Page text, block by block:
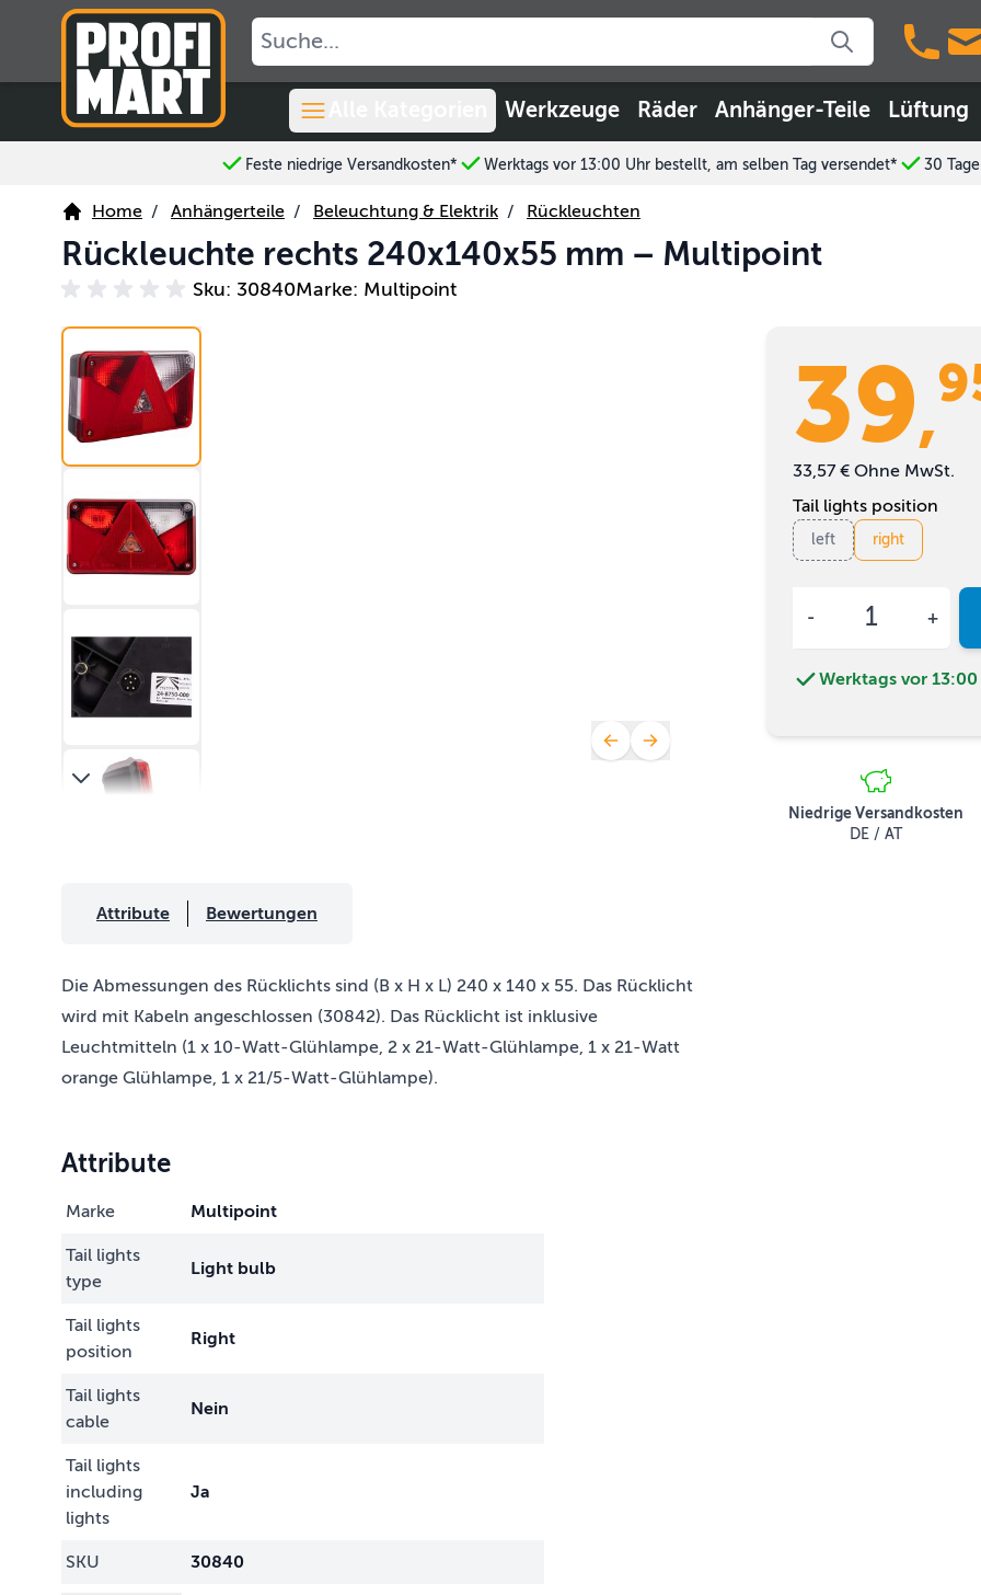
Skip to Content
Werkzeuge Räder Anhänger-Teile Lüftung
Feste niedrige Versandkosten* Werktags vor 13:00 Uhr bestellt, am selben Tag versendet* 30
Home / Anhängerteile / Beleuchtung & Elektrik / Rückleuchten
Rückleuchte rechts 240x140x55 mm – Multipoint
Sku: 30840Marke: Multipoint
39,
33,57 € Ohne MwSt.
Tail lights position
left right
Werktags vor
Niedrige Versandkosten
DE / AT
Attribute Bewertungen
Die Abmessungen des Rücklichts sind (B x H x L) 240 x 140 x 55. Das Rücklicht
wird mit Kabeln angeschlossen (30842). Das Rücklicht ist inklusive
Leuchtmitteln (1 x 10-Watt-Glühlampe, 2 x 21-Watt-Glühlampe, 1 x 21-Watt
orange Glühlampe, 1 x 21/5-Watt-Glühlampe).
Attribute
Marke Multipoint
Tail lights
type
Light bulb
Tail lights
position
Right
Tail lights
cable
Nein
Tail lights
including
lights
Ja
SKU 30840